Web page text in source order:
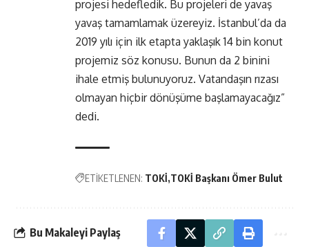
projesi hedefledik. Bu projeleri de yavaş
yavaş tamamlamak üzereyiz. İstanbul’da da
2019 yılı için ilk etapta yaklaşık 14 bin konut
projemiz söz konusu. Bunun da 2 binini
ihale etmiş bulunuyoruz. Vatandaşın rızası
olmayan hiçbir dönüşüme başlamayacağız”
dedi.
ETİKETLENEN: TOKİ TOKİ Başkanı Ömer Bulut
Bu Makaleyi Paylaş